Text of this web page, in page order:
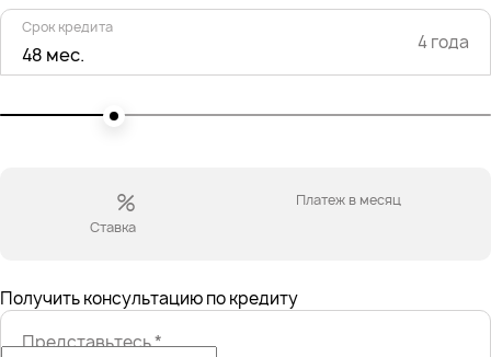
Срок кредита
48 мес. 4 года
%
Ставка
Платеж в месяц
Получить консультацию по кредиту
Представьтесь*